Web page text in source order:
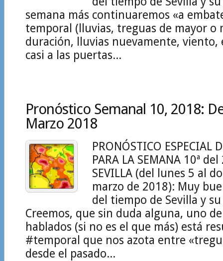
semana más continuaremos «a
temporal (lluvias, treguas de mayor o
duración, lluvias nuevamente, viento,
casi a las puertas...
Pronóstico Semanal 10, 2018:
Marzo 2018
PRONÓSTICO ESPECIAL
PARA LA SEMANA 10ª
SEVILLA (del lunes 5 al
marzo de 2018): Muy
del tiempo de Sevilla y
Creemos, que sin duda alguna, uno
hablados (si no es el que más) está
#temporal que nos azota entre
desde el pasado...